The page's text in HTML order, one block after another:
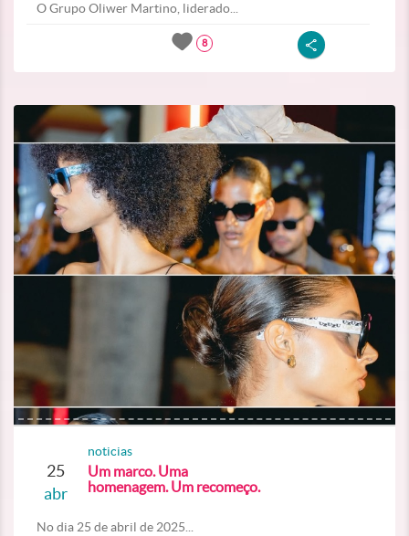
O Grupo Oliwer Martino, liderado...
8
25
abr
noticias
Um marco. Uma
homenagem. Um recomeço.
No dia 25 de abril de 2025...